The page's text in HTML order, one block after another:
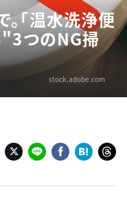
「温水洗浄便
"3つのNG掃
stock.adobe.com